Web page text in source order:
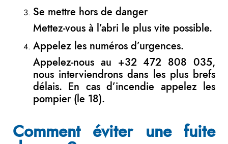
Se mettre hors de danger
Mettez-vous à l’abri le plus vite possible.
Appelez les numéros d’urgences.
Appelez-nous au +32 472 808 035,
nous interviendrons dans les plus brefs
délais. En cas d’incendie appelez les
pompier (le 18).
Comment éviter une fuite